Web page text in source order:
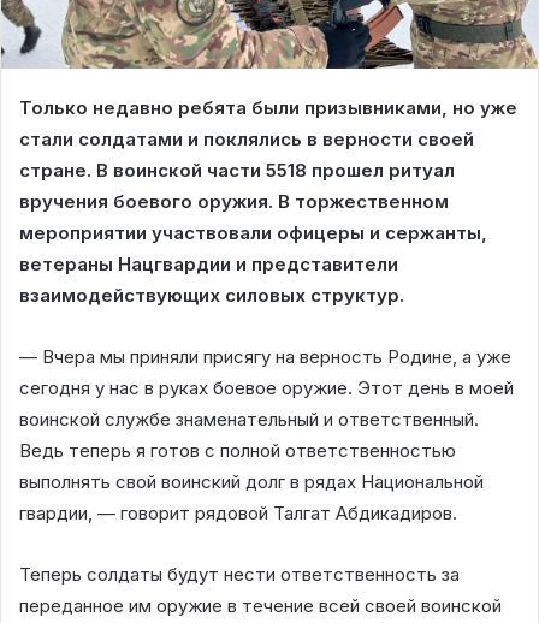
Только недавно ребята были призывниками, но уже
стали солдатами и поклялись в верности своей
стране. В воинской части 5518 прошел ритуал
вручения боевого оружия. В торжественном
мероприятии участвовали офицеры и сержанты,
ветераны Нацгвардии и представители
взаимодействующих силовых структур.
— Вчера мы приняли присягу на верность Родине, а уже
сегодня у нас в руках боевое оружие. Этот день в моей
воинской службе знаменательный и ответственный.
Ведь теперь я готов с полной ответственностью
выполнять свой воинский долг в рядах Национальной
гвардии, — говорит рядовой Талгат Абдикадиров.
Теперь солдаты будут нести ответственность за
переданное им оружие в течение всей своей воинской